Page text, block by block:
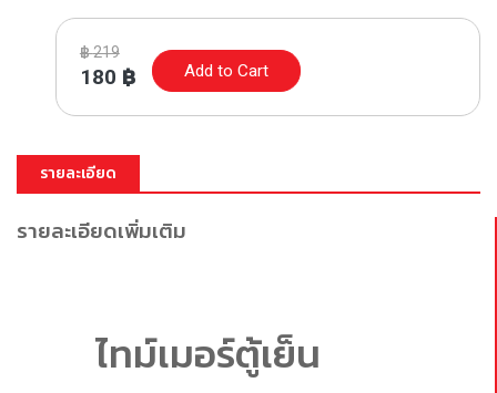
฿219
180 ฿ Add to Cart
รายละเอียด
รายละเอียดเพิ่มเติม
	ไทม์เมอร์ตู้เย็น